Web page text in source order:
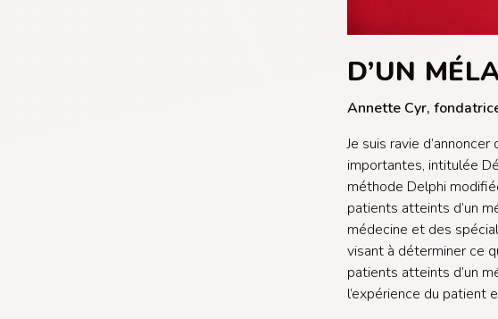
D’UN
Annette Cyr,
Je suis ravie
importantes, intitulée
méthode Delphi
patients atteints d’un
médecine et des
visant à déterminer ce
patients atteints d’un
l’expérience du patient